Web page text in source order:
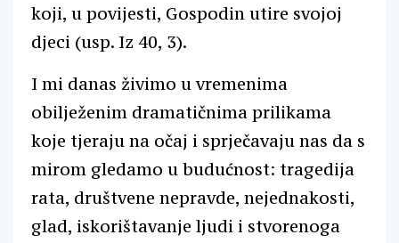
koji, u povijesti, Gospodin utire svojoj
djeci (usp. Iz 40, 3).
I mi danas živimo u vremenima
obilježenim dramatičnima prilikama
koje tjeraju na očaj i sprječavaju nas da s
mirom gledamo u budućnost: tragedija
rata, društvene nepravde, nejednakosti,
glad, iskorištavanje ljudi i stvorenoga